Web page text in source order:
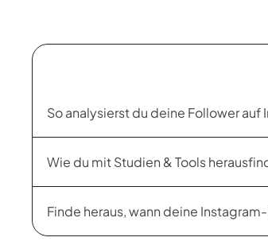
So analysierst du deine Follower auf
Wie du mit Studien & Tools
Finde heraus, wann deine